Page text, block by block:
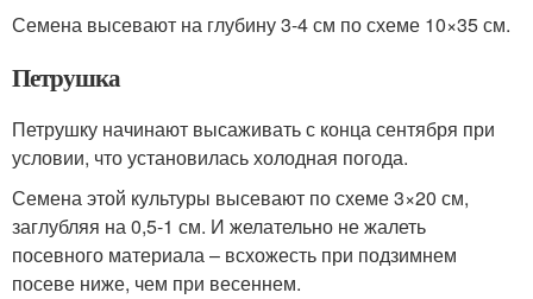
Семена высевают на глубину 3-4 см по схеме 10×35 см.
Петрушка
Петрушку начинают высаживать с конца сентября при
условии, что установилась холодная погода.
Семена этой культуры высевают по схеме 3×20 см,
заглубляя на 0,5-1 см. И желательно не жалеть
посевного материала – всхожесть при подзимнем
посеве ниже, чем при весеннем.